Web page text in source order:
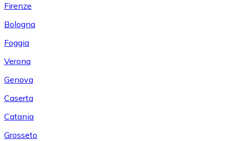
Firenze
Bologna
Foggia
Verona
Genova
Caserta
Catania
Grosseto